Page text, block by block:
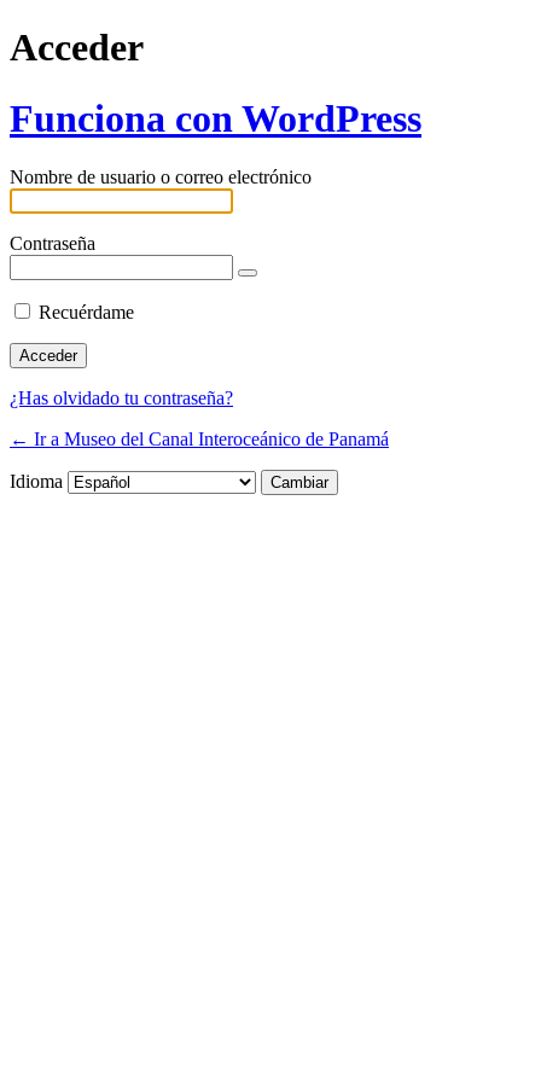
Acceder
Funciona con WordPress
Nombre de usuario o correo electrónico
Contraseña
Recuérdame
¿Has olvidado tu contraseña?
← Ir a Museo del Canal Interoceánico de Panamá
Idioma